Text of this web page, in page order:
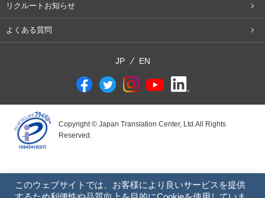
リクルートお知らせ
よくある質問
JP EN
Copyright © Japan Translation Center, Ltd.All Rights
Reserved.
このウェブサイトでは、お客様により良いサービスを提供